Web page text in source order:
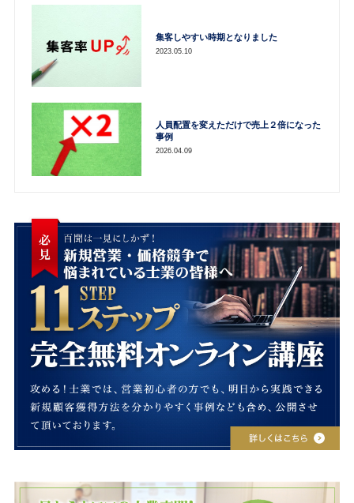
集客しやすい時期となりました
2023.05.10
人員配置を変えただけで売上２倍になった
事例
2026.04.09